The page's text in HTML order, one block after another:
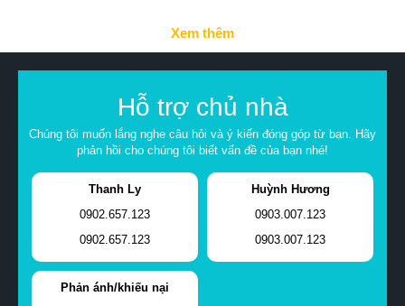
Xem thêm
Hỗ trợ chủ nhà
Chúng tôi muốn lắng nghe câu hỏi và ý kiến đóng góp từ bạn. Hãy
phản hồi cho chúng tôi biết vấn đề của bạn nhé!
Thanh Ly
0902.657.123
0902.657.123
Huỳnh Hương
0903.007.123
0903.007.123
Phản ánh/khiếu nại